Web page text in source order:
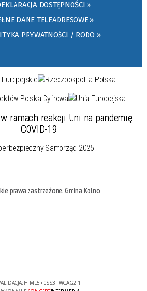
DOSTĘPNOŚCI »
DANE TELEADRESOWE »
PRYWATNOŚCI / RODO »
ramach reakcji Uni na pandemię
COVID-19
prawa zastrzeżone, Gmina Kolno
HTML5+CSS3+WCAG 2.1